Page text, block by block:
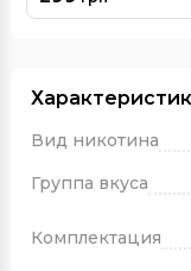
Вид никотина
Группа вкуса
Комплектация